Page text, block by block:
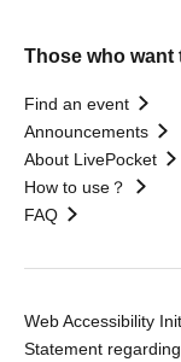
Those who
Find an event
Announcements
About LivePocket
How to use？
FAQ
Web Accessibility
Statement